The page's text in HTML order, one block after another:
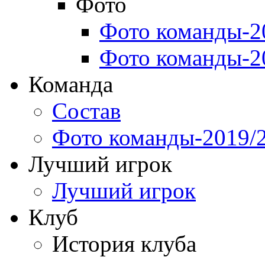
Фото команды-
Фото команды-
Команда
Состав
Фото команды-2019/
Лучший игрок
Лучший игрок
Клуб
История клуба